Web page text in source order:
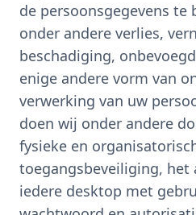
de persoonsgegevens te
onder andere verlies,
beschadiging,
enige andere vorm van
verwerking van uw
doen wij onder andere
fysieke en
toegangsbeveiliging, het
iedere desktop met